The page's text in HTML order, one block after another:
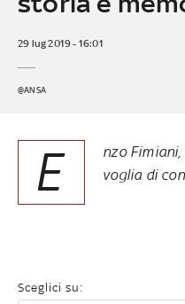
29 lug 2019 - 16:01
@ANSA
E
nzo
voglia di
Sceglici su: